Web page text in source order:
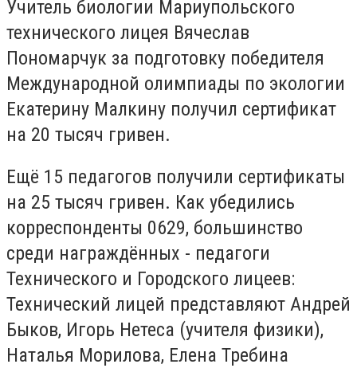
Учитель биологии Мариупольского
технического лицея Вячеслав
Пономарчук за подготовку победителя
Международной олимпиады по экологии
Екатерину Малкину получил сертификат
на 20 тысяч гривен.
Ещё 15 педагогов получили сертификаты
на 25 тысяч гривен. Как убедились
корреспонденты 0629, большинство
среди награждённых - педагоги
Технического и Городского лицеев:
Технический лицей представляют Андрей
Быков, Игорь Нетеса (учителя физики),
Наталья Морилова, Елена Требина